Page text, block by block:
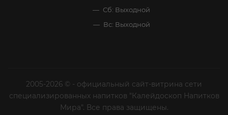
Сб: Выходной
Вс: Выходной
2005-2026 © - официальный сайт-витрина сети
специализированных напитков "Калейдоскоп Напитков
Мира". Все права защищены.